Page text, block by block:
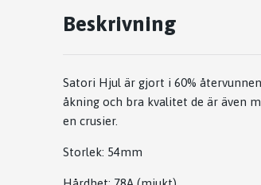
Beskrivning
Satori Hjul är gjort i 60%
åkning och bra kvalitet de är även
en crusier.
Storlek: 54mm